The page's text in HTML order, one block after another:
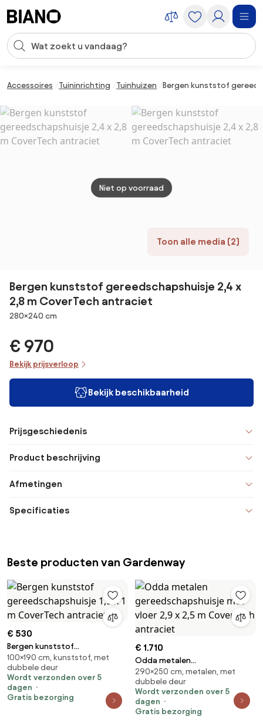
Zoekopdracht invoeren
Accessoires Tuininrichting Tuinhuizen Bergen kunststof
Toon alle media (2)
Niet op voorraad
Bergen kunststof gereedschapshuisje 2,4 x
2,8 m CoverTech antraciet
Afmetingen
280×240 cm
€ 970
Bekijk prijsverloop
Bekijk beschikbaarheid
Prijsgeschiedenis
Product beschrijving
Afmetingen
Specificaties
Beste producten van Gardenway
€ 530
Bergen kunststof
gereedschapshuisje 1,9 x 1 m
CoverTech antraciet
100×190 cm, kunststof, met
dubbele deur
Wordt verzonden over 5
dagen
Gratis bezorging
€ 1.710
Odda metalen
gereedschapshuisje met vloer
2,9 x 2,5 m CoverTech antraciet
290×250 cm, metalen, met
dubbele deur
Wordt verzonden over 5
dagen
Gratis bezorging